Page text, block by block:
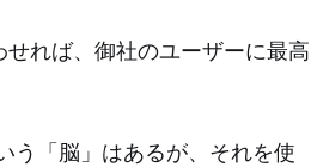
れば、御社のユーザーに最高
う「脳」はあるが、それを使